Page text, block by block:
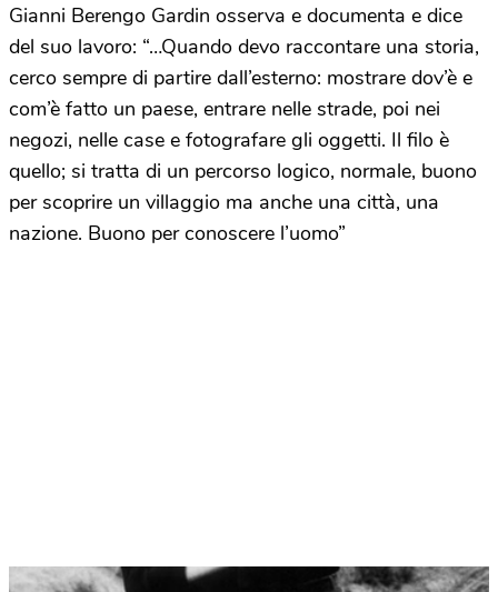
Gianni Berengo Gardin osserva e documenta e dice
del suo lavoro: “…Quando devo raccontare una storia,
cerco sempre di partire dall’esterno: mostrare dov’è e
com’è fatto un paese, entrare nelle strade, poi nei
negozi, nelle case e fotografare gli oggetti. Il filo è
quello; si tratta di un percorso logico, normale, buono
per scoprire un villaggio ma anche una città, una
nazione. Buono per conoscere l’uomo”